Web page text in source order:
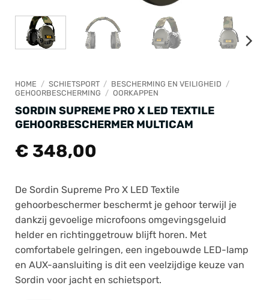
HOME / SCHIETSPORT / BESCHERMING EN VEILIGHEID /
GEHOORBESCHERMING / OORKAPPEN
SORDIN SUPREME PRO X LED TEXTILE
GEHOORBESCHERMER MULTICAM
€ 348,00
De Sordin Supreme Pro X LED Textile
gehoorbeschermer beschermt je gehoor terwijl je
dankzij gevoelige microfoons omgevingsgeluid
helder en richtinggetrouw blijft horen. Met
comfortabele gelringen, een ingebouwde LED-lamp
en AUX-aansluiting is dit een veelzijdige keuze van
Sordin voor jacht en schietsport.